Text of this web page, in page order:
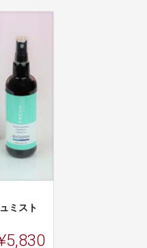
ミスト